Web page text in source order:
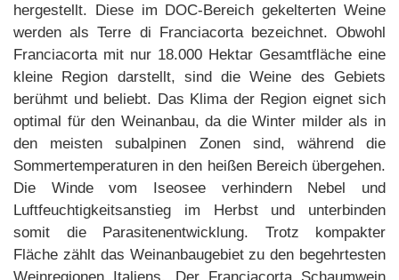
hergestellt. Diese im DOC-Bereich gekelterten Weine
werden als Terre di Franciacorta bezeichnet. Obwohl
Franciacorta mit nur 18.000 Hektar Gesamtfläche eine
kleine Region darstellt, sind die Weine des Gebiets
berühmt und beliebt. Das Klima der Region eignet sich
optimal für den Weinanbau, da die Winter milder als in
den meisten subalpinen Zonen sind, während die
Sommertemperaturen in den heißen Bereich übergehen.
Die Winde vom Iseosee verhindern Nebel und
Luftfeuchtigkeitsanstieg im Herbst und unterbinden
somit die Parasitenentwicklung. Trotz kompakter
Fläche zählt das Weinanbaugebiet zu den begehrtesten